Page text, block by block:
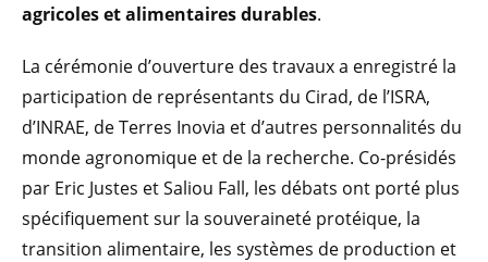
agricoles et alimentaires durables.
La cérémonie d’ouverture des travaux a enregistré la
participation de représentants du Cirad, de l’ISRA,
d’INRAE, de Terres Inovia et d’autres personnalités du
monde agronomique et de la recherche. Co-présidés
par Eric Justes et Saliou Fall, les débats ont porté plus
spécifiquement sur la souveraineté protéique, la
transition alimentaire, les systèmes de production et